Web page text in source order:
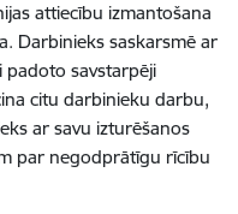
attiecību izmantošana
Darbinieks saskarsmē ar
padoto savstarpēji
citu darbinieku darbu,
ar savu izturēšanos
par negodprātīgu rīcību